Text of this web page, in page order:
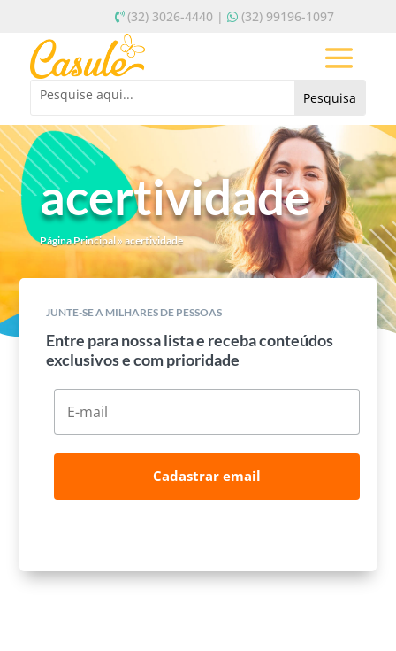
(32) 3026-4440 | (32) 99196-1097
acertividade
Página Principal» acertividade
JUNTE-SE A MILHARES DE PESSOAS
Entre para nossa lista e receba conteúdos
exclusivos e com prioridade
Cadastrar email